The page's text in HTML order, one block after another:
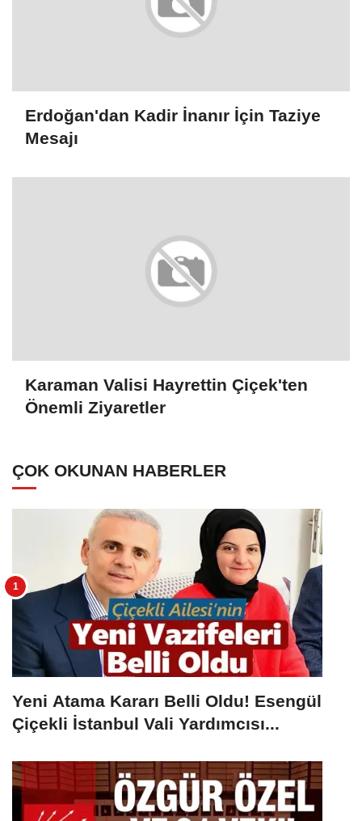
Erdoğan'dan Kadir İnanır İçin Taziye
Mesajı
Karaman Valisi Hayrettin Çiçek'ten
Önemli Ziyaretler
ÇOK OKUNAN HABERLER
Yeni Atama Kararı Belli Oldu! Esengül
Çiçekli İstanbul Vali Yardımcısı...